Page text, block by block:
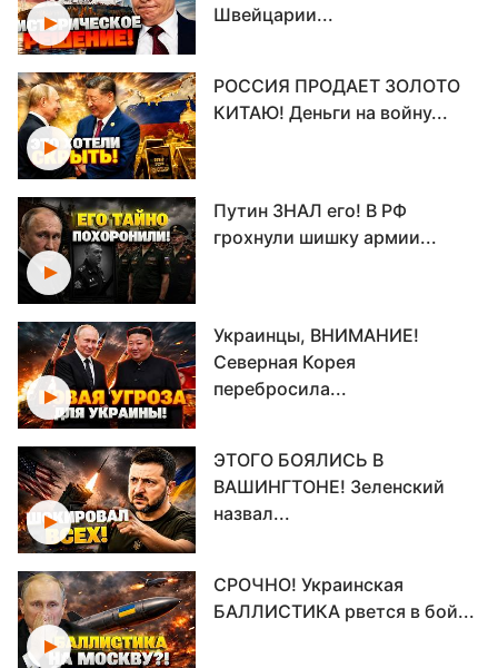
Швейцарии...
РОССИЯ ПРОДАЕТ ЗОЛОТО
КИТАЮ! Деньги на войну...
Путин ЗНАЛ его! В РФ
грохнули шишку армии...
Украинцы, ВНИМАНИЕ!
Северная Корея
перебросила...
ЭТОГО БОЯЛИСЬ В
ВАШИНГТОНЕ! Зеленский
назвал...
СРОЧНО! Украинская
БАЛЛИСТИКА рвется в бой...